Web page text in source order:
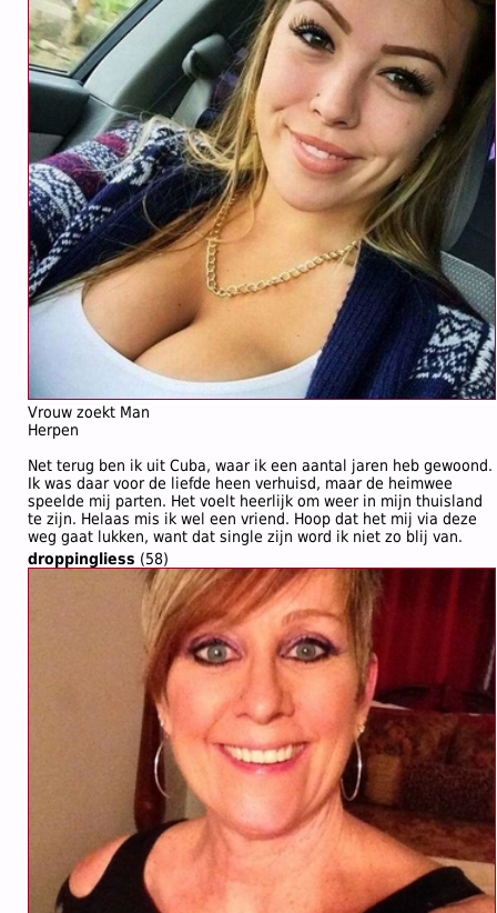
Vrouw zoekt Man
Herpen
Net terug ben ik uit Cuba, waar ik een aantal jaren heb gewoond.
Ik was daar voor de liefde heen verhuisd, maar de heimwee
speelde mij parten. Het voelt heerlijk om weer in mijn thuisland
te zijn. Helaas mis ik wel een vriend. Hoop dat het mij via deze
weg gaat lukken, want dat single zijn word ik niet zo blij van.
droppingliess (58)